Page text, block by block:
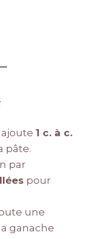
1 c. à c.
pâte.
par
pour
une
ganache